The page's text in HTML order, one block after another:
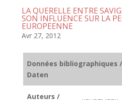
LA QUERELLE ENTRE
SON INFLUENCE SUR LA
EUROPEENNE
Avr 27, 2012
Données bibliographiques
Daten
Auteurs /